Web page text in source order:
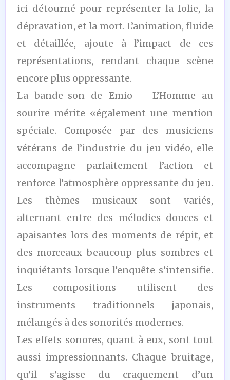
ici détourné pour représenter la folie, la
dépravation, et la mort. L’animation, fluide
et détaillée, ajoute à l’impact de ces
représentations, rendant chaque scène
encore plus oppressante.
La bande-son de Emio – L’Homme au
sourire mérite «également une mention
spéciale. Composée par des musiciens
vétérans de l’industrie du jeu vidéo, elle
accompagne parfaitement l’action et
renforce l’atmosphère oppressante du jeu.
Les thèmes musicaux sont variés,
alternant entre des mélodies douces et
apaisantes lors des moments de répit, et
des morceaux beaucoup plus sombres et
inquiétants lorsque l’enquête s’intensifie.
Les compositions utilisent des
instruments traditionnels japonais,
mélangés à des sonorités modernes.
Les effets sonores, quant à eux, sont tout
aussi impressionnants. Chaque bruitage,
qu’il s’agisse du craquement d’un